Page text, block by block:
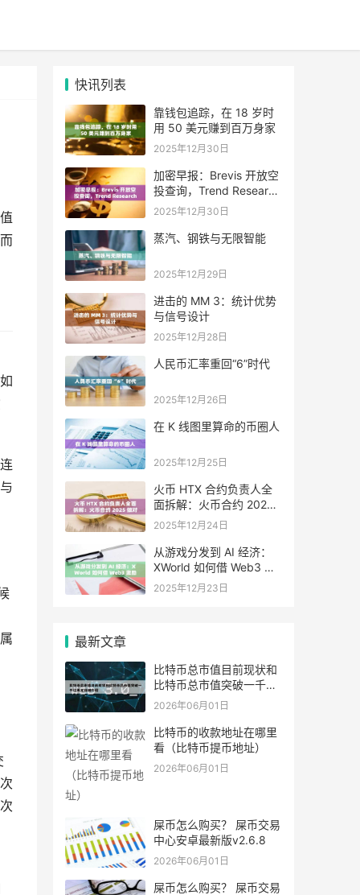
快讯列表
靠钱包追踪，在 18 岁时
用 50 美元赚到百万身家
2025年12月30日
加密早报：Brevis 开放空
投查询，Trend Research
单日增持超 4.6 万枚 ETH
2025年12月30日
蒸汽、钢铁与无限智能
2025年12月29日
进击的 MM 3：统计优势
与信号设计
2025年12月28日
人民币汇率重回“6”时代
2025年12月26日
在 K 线图里算命的币圈人
2025年12月25日
火币 HTX 合约负责人全
面拆解：火币合约 2025
做对了什么，又将走向哪
2025年12月24日
从游戏分发到 AI 经济：
XWorld 如何借 Web3 激
励之力重写价值分配？
2025年12月23日
最新文章
比特币总市值目前现状和
比特币总市值突破一千亿
美元详细介绍
2026年06月01日
比特币的收款地址在哪里
看（比特币提币地址）
2026年06月01日
屎币怎么购买？ 屎币交易
中心安卓最新版v2.6.8
2026年06月01日
屎币怎么购买？ 屎币交易